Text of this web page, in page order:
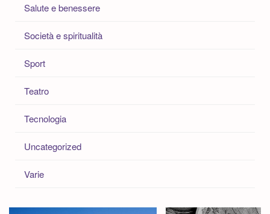
Salute e benessere
Società e spiritualità
Sport
Teatro
Tecnologia
Uncategorized
Varie